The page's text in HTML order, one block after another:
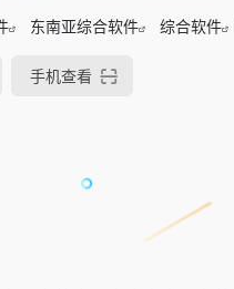
东南亚综合软件 综合软件
手机查看